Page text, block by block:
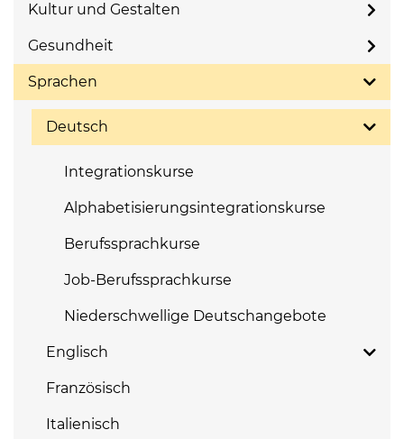
Kultur und Gestalten
Gesundheit
Sprachen
Deutsch
Integrationskurse
Alphabetisierungsintegrationskurse
Berufssprachkurse
Job-Berufssprachkurse
Niederschwellige Deutschangebote
Englisch
Französisch
Italienisch